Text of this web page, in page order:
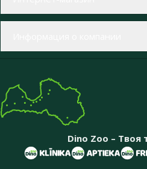
Dino Zoo – Твоя